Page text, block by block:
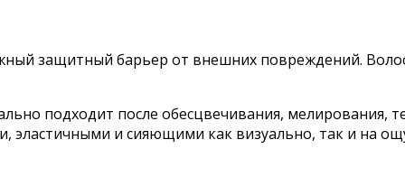
защитный барьер от внешних повреждений.
подходит после обесцвечивания, мелирования,
эластичными и сияющими как визуально, так и на